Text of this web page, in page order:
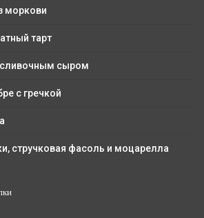
моркови
тарт
сливочным сыром
с гречкой
стручковая фасоль и моцарелла